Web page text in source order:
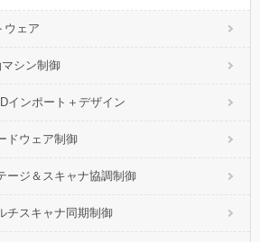
ウェア
シン制御
インポート＋デザイン
ドウェア制御
ジ＆スキャナ協調制御
スキャナ同期制御